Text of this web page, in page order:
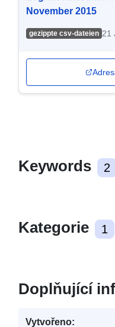
November 2015
gezippte csv-dateien 21
Keywords 2
Kategorie 1
Doplňující
Vytvořeno: